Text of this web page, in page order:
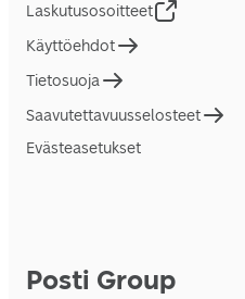
Laskutusosoitteet
Käyttöehdot
Tietosuoja
Saavutettavuusselosteet
Evästeasetukset
Posti Group